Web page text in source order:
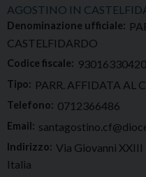
AGOSTINO IN
Denominazione ufficiale:
CASTELFIDARDO
Codice fiscale: 93016330420
Tipo: PARR. AFFIDATA AL
Telefono: 0712366486
Email:
Indirizzo: Via Giovanni XXIII
Italia